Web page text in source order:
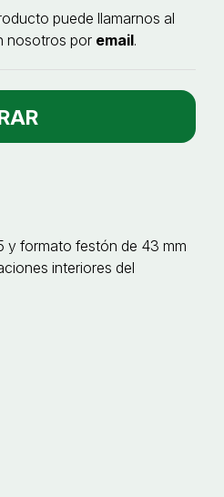
puede llamarnos al
nosotros por email.
y formato festón de 43 mm
interiores del